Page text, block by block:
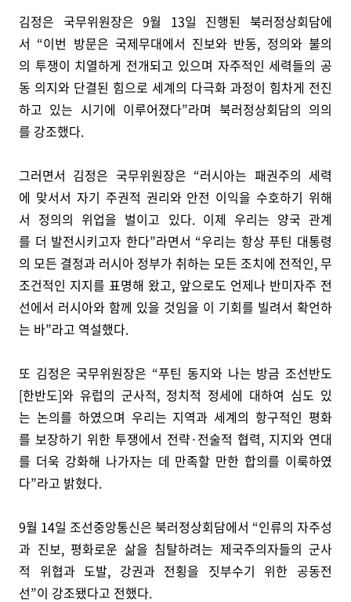
김정은 국무위원장은 9월 13일 진행된 북러정상회담에
서 “이번 방문은 국제무대에서 진보와 반동, 정의와 불의
의 투쟁이 치열하게 전개되고 있으며 자주적인 세력들의 공
동 의지와 단결된 힘으로 세계의 다극화 과정이 힘차게 전진
하고 있는 시기에 이루어졌다”라며 북러정상회담의 의의
를 강조했다.
그러면서 김정은 국무위원장은 “러시아는 패권주의 세력
에 맞서서 자기 주권적 권리와 안전 이익을 수호하기 위해
서 정의의 위업을 벌이고 있다. 이제 우리는 양국 관계
를 더 발전시키고자 한다”라면서 “우리는 항상 푸틴 대통령
의 모든 결정과 러시아 정부가 취하는 모든 조치에 전적인, 무
조건적인 지지를 표명해 왔고, 앞으로도 언제나 반미자주 전
선에서 러시아와 함께 있을 것임을 이 기회를 빌려서 확언하
는 바”라고 역설했다.
또 김정은 국무위원장은 “푸틴 동지와 나는 방금 조선반도
[한반도]와 유럽의 군사적, 정치적 정세에 대하여 심도 있
는 논의를 하였으며 우리는 지역과 세계의 항구적인 평화
를 보장하기 위한 투쟁에서 전략·전술적 협력, 지지와 연대
를 더욱 강화해 나가자는 데 만족할 만한 합의를 이룩하였
다”라고 밝혔다.
9월 14일 조선중앙통신은 북러정상회담에서 “인류의 자주성
과 진보, 평화로운 삶을 침탈하려는 제국주의자들의 군사
적 위협과 도발, 강권과 전횡을 짓부수기 위한 공동전
선”이 강조됐다고 전했다.